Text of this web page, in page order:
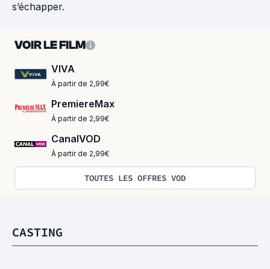
s’échapper.
VOIR LE FILM
VIVA
À partir de 2,99€
PremiereMax
À partir de 2,99€
CanalVOD
À partir de 2,99€
TOUTES LES OFFRES VOD
CASTING